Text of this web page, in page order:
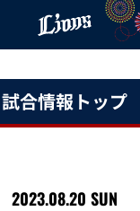
試合情報トップ
2023.08.20 SUN